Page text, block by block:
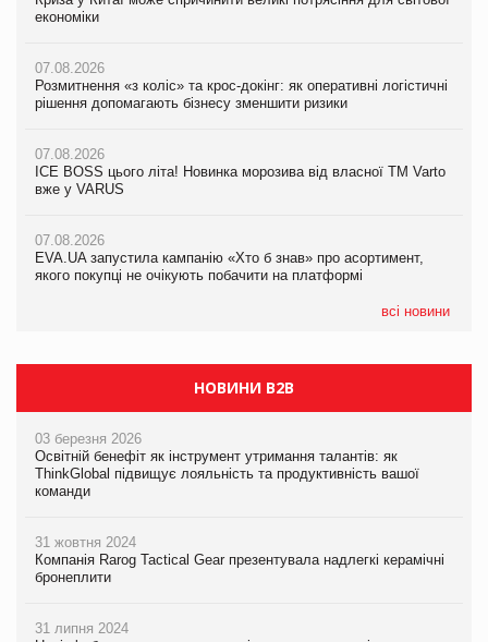
економіки
07.08.2026
Розмитнення «з коліс» та крос-докінг: як оперативні логістичні
рішення допомагають бізнесу зменшити ризики
07.08.2026
ICE BOSS цього літа! Новинка морозива від власної ТМ Varto
вже у VARUS
07.08.2026
EVA.UA запустила кампанію «Хто б знав» про асортимент,
якого покупці не очікують побачити на платформі
всі новини
економіки
07.08.2026
Kraft Heinz скоротила збиток у першому півріччі
Продажі Hugo Boss впали на 9%
економіки
07.08.2026
Kraft Heinz скоротила збиток у першому півріччі
Продажі Hugo Boss впали на 9%
НОВИНИ B2B
03 березня 2026
Освітній бенефіт як інструмент утримання талантів: як
ThinkGlobal підвищує лояльність та продуктивність вашої
команди
31 жовтня 2024
Компанія Rarog Tactical Gear презентувала надлегкі керамічні
бронеплити
31 липня 2024